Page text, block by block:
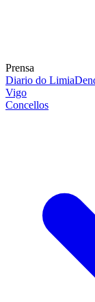
Prensa
Diario do Limia
Vigo
Concellos